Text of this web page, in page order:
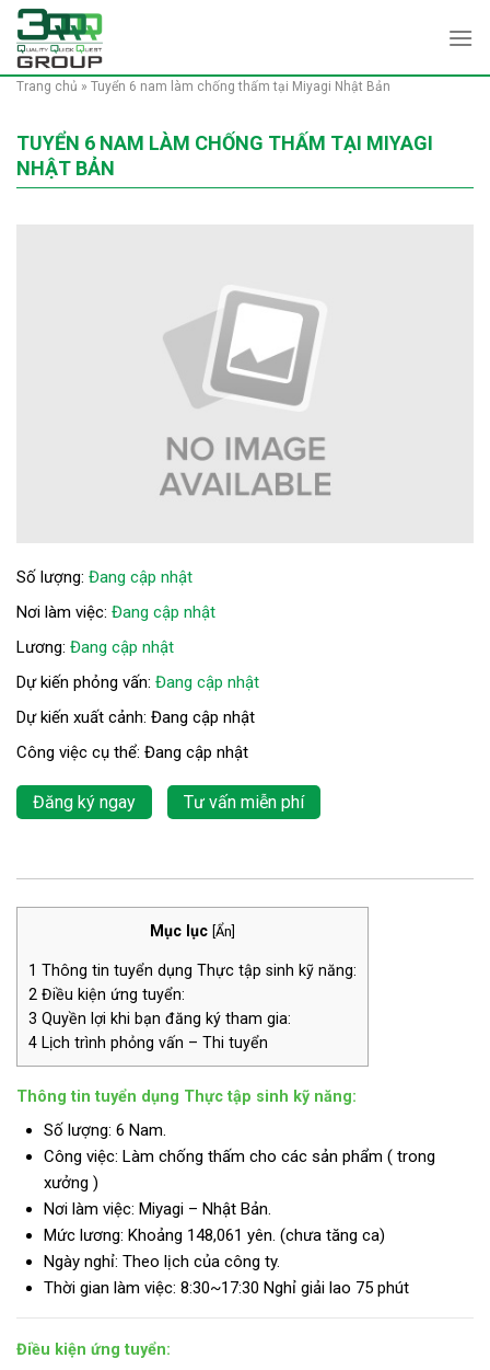
Skip
content
Trang chủ » Tuyển 6 nam làm chống thấm tại Miyagi Nhật Bản
TUYỂN 6 NAM LÀM CHỐNG THẤM TẠI MIYAGI
NHẬT BẢN
Số lượng: Đang cập nhật
Nơi làm việc: Đang cập nhật
Lương: Đang cập nhật
Dự kiến phỏng vấn: Đang cập nhật
Dự kiến xuất cảnh: Đang cập nhật
Công việc cụ thể: Đang cập nhật
Đăng ký ngay Tư vấn miễn phí
Mục lục [Ẩn]
1 Thông tin tuyển dụng Thực tập sinh kỹ năng:
2 Điều kiện ứng tuyển:
3 Quyền lợi khi bạn đăng ký tham gia:
4 Lịch trình phỏng vấn – Thi tuyển
Thông tin tuyển dụng Thực tập sinh kỹ năng:
Số lượng: 6 Nam.
Công việc: Làm chống thấm cho các sản phẩm ( trong
xưởng )
Nơi làm việc: Miyagi – Nhật Bản.
Mức lương: Khoảng 148,061 yên. (chưa tăng ca)
Ngày nghỉ: Theo lịch của công ty.
Thời gian làm việc: 8:30~17:30 Nghỉ giải lao 75 phút
Điều kiện ứng tuyển: